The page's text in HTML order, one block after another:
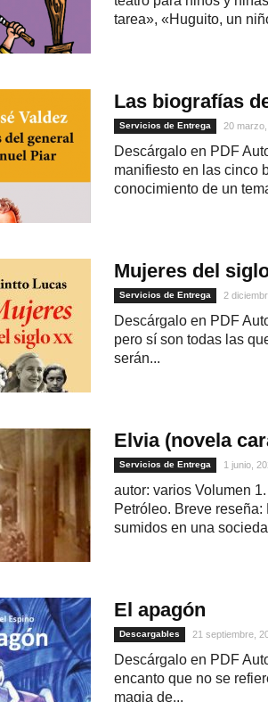
tarea», «Huguito, un
Las biografías
Servicios de Entrega 20
Descárgalo en PDF
manifiesto en las cinco
conocimiento de un
Mujeres del
Servicios de Entrega 2
Descárgalo en PDF
pero sí son todas las
serán...
Elvia (novela
Servicios de Entrega 1 junio,
autor: varios Volumen
Petróleo. Breve
sumidos en una
El apagón
Descargables 21 septiembre,
Descárgalo en PDF
encanto que no se
magia de...